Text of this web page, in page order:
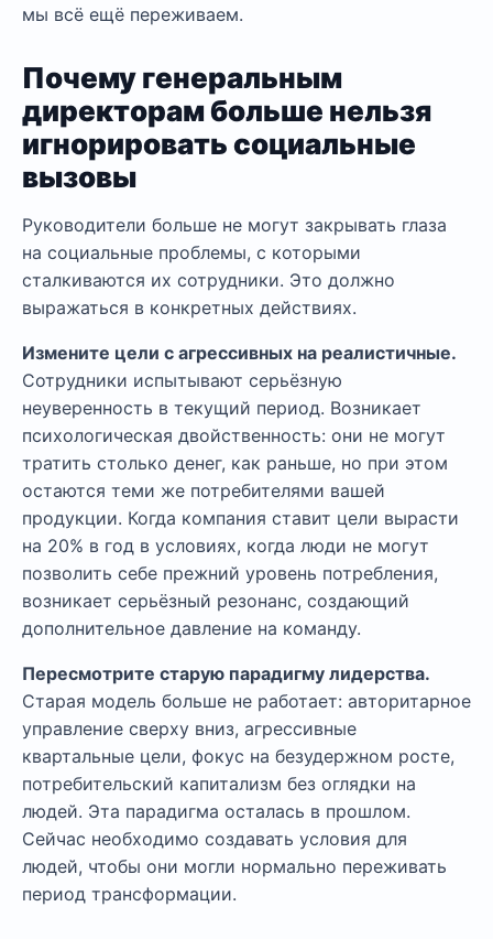
мы всё ещё переживаем.
Почему генеральным
директорам больше нельзя
игнорировать социальные
вызовы
Руководители больше не могут закрывать глаза
на социальные проблемы, с которыми
сталкиваются их сотрудники. Это должно
выражаться в конкретных действиях.
Измените цели с агрессивных на реалистичные.
Сотрудники испытывают серьёзную
неуверенность в текущий период. Возникает
психологическая двойственность: они не могут
тратить столько денег, как раньше, но при этом
остаются теми же потребителями вашей
продукции. Когда компания ставит цели вырасти
на 20% в год в условиях, когда люди не могут
позволить себе прежний уровень потребления,
возникает серьёзный резонанс, создающий
дополнительное давление на команду.
Пересмотрите старую парадигму лидерства.
Старая модель больше не работает: авторитарное
управление сверху вниз, агрессивные
квартальные цели, фокус на безудержном росте,
потребительский капитализм без оглядки на
людей. Эта парадигма осталась в прошлом.
Сейчас необходимо создавать условия для
людей, чтобы они могли нормально переживать
период трансформации.